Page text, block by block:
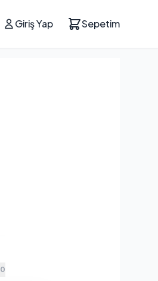
Giriş Yap Sepetim
0